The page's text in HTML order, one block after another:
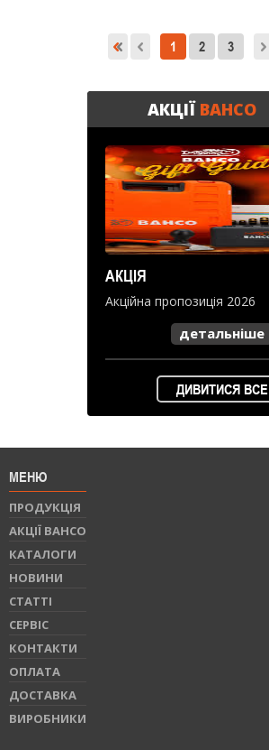
1 2 3
АКЦІЇBAHCO
АКЦІЯ
Акційна пропозиція 2026
детальніше
ДИВИТИСЯ ВСЕ
МЕНЮ
ПРОДУКЦIЯ
АКЦІЇ BAHCO
КАТАЛОГИ
НОВИНИ
СТАТТI
СЕРВIС
КОНТАКТИ
ОПЛАТА
ДОСТАВКА
ВИРОБНИКИ